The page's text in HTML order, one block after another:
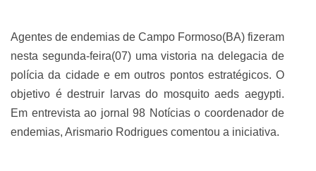
CONTATO
Agentes de endemias de Campo Formoso(BA) fizeram
nesta segunda-feira(07) uma vistoria na delegacia de
polícia da cidade e em outros pontos estratégicos. O
objetivo é destruir larvas do mosquito aeds aegypti.
Em entrevista ao jornal 98 Notícias o coordenador de
endemias, Arismario Rodrigues comentou a iniciativa.